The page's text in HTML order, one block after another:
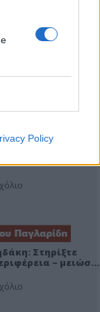
Policy
Στηρίξτε
– μειώσ…